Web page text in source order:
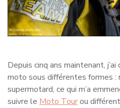
Depuis cinq ans maintenant,
moto sous différentes formes :
supermotard, ce qui m’a
suivre le Moto Tourou